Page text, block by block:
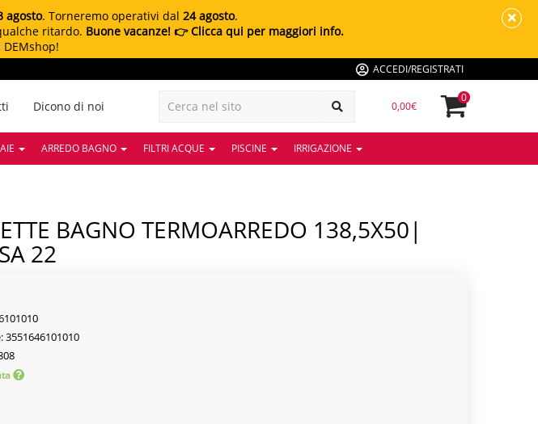
agosto. Torneremo operativi dal 24 agosto.
ritardo. Buone vacanze! 👉 Clicca qui per maggiori info.
DEMshop!
ACCEDI/REGISTRATI
Dicono di noi 0,00€
0
ARREDO BAGNO FILTRI ACQUE PISCINE IRRIGAZIONE
22